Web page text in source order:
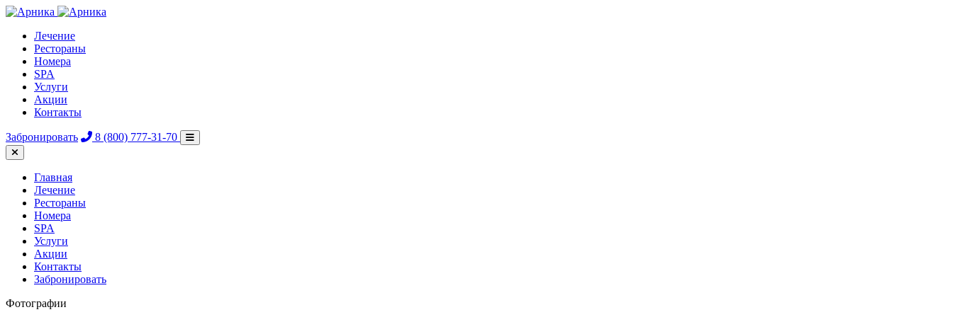
Лечение
Рестораны
Номера
SPA
Услуги
Акции
Контакты
Забронировать 8 (800) 777-31-70
Главная
Лечение
Рестораны
Номера
SPA
Услуги
Акции
Контакты
Забронировать
Фотографии